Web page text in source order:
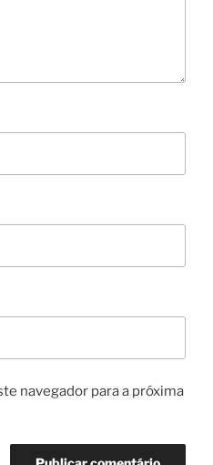
navegador para a próxima